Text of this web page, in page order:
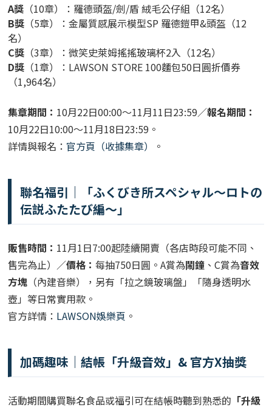
A獎 （10章）：羅德頭盔/劍/盾 絨毛公仔組（12名）
B獎 （5章）：金屬質感展示模型SP 羅德鎧甲&頭盔（12
名）
C獎 （3章）：微笑史萊姆搖搖玻璃杯2入（12名）
D獎 （1章）：LAWSON STORE 100麵包50日圓折價券
（1,964名）
集章期間： 10月22日00:00～11月11日23:59／報名期間：
10月22日10:00～11月18日23:59。
詳情與報名： 官方頁（收據集章） 。
聯名福引｜「ふくびき所スペシャル～ロトの
伝説ふたたび編～」
販售時間： 11月1日7:00起陸續開賣（各店時段可能不同、
售完為止）／價格：每抽750日圓。A賞為鬧鐘 、C賞為音效
方塊 （內建音樂），另有「拉之鏡玻璃盤」「隨身透明水
壺」等日常實用款。
官方詳情： LAWSON娛樂頁 。
加碼趣味｜結帳「升級音效」& 官方X抽獎
活動期間購買聯名食品或福引可在結帳時聽到熟悉的 「升級